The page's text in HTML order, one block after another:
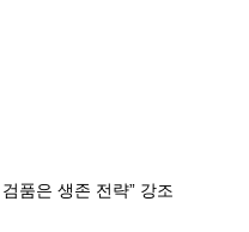
품은 생존 전략” 강조